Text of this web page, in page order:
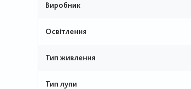
Виробник
Освітлення
Тип живлення
Тип лупи